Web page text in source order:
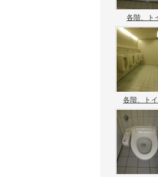
各階、ト
各階、ト